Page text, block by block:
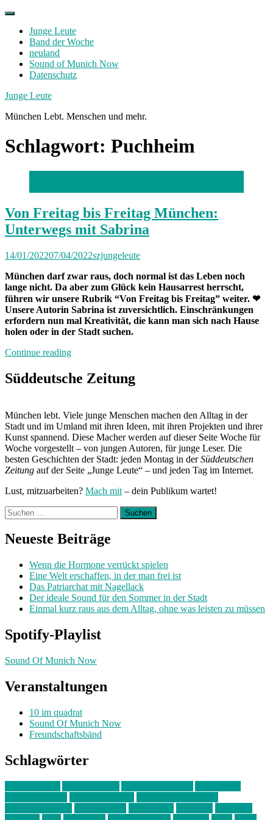
Skip
contentJunge Leute
Band der Woche
neuland
Sound of Munich Now
Datenschutz
Facebook
Twitter
Instagram
Junge Leute
München Lebt. Menschen und mehr.
Schlagwort: Puchheim
Von Freitag bis Freitag München:
Unterwegs mit Sabrina
14/01/202207/04/2022szjungeleute
München darf zwar raus, doch normal ist das Leben noch
lange nicht. Da aber zum Glück kein Hausarrest herrscht,
führen wir unsere Rubrik “Von Freitag bis Freitag” weiter. ❤
Unsere Autorin Sabrina ist zuversichtlich. Einschränkungen
erfordern nun mal Kreativität, die kann man sich nach Hause
holen oder in der Stadt suchen.
Continue reading„Von
bis
Freitag
mit
Sabrina“
Süddeutsche Zeitung
München lebt. Viele junge Menschen machen den Alltag in der
Stadt und im Umland mit ihren Ideen, mit ihren Projekten und ihrer
Kunst spannend. Diese Macher werden auf dieser Seite Woche für
Woche vorgestellt – von jungen Autoren, für junge Leser. Die
besten Geschichten der Stadt: jeden Montag in derSüddeutschen
Zeitung auf der Seite „Junge Leute“ – und jeden Tag im Internet.
Lust, mitzuarbeiten? Mach mit – dein Publikum wartet!
Suchen
nach:
Neueste Beiträge
Wenn die Hormone verrückt spielen
Eine Welt erschaffen, in der man frei ist
Das Patriarchat mit Nagellack
Der ideale Sound für den Sommer in der Stadt
Einmal kurz raus aus dem Alltag, ohne was leisten zu müssen
Spotify-Playlist
Sound Of Munich Now
Veranstaltungen
10 im quadrat
Sound Of Munich Now
Freundschaftsbänd
Schlagwörter